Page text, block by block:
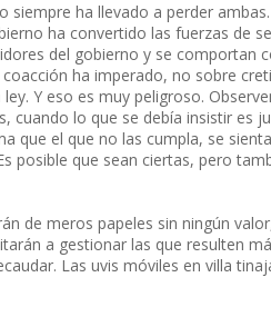
siempre ha llevado a perder
ha convertido las fuerzas de
del gobierno y se comportan
ha imperado, no sobre
Y eso es muy peligroso.
cuando lo que se debía insistir es
que el que no las cumpla, se
posible que sean ciertas, pero
de meros papeles sin ningún
a gestionar las que resulten
Las uvis móviles en villa